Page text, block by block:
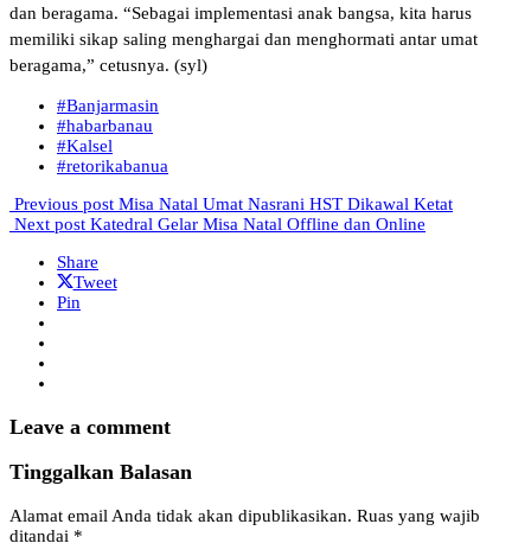
dan beragama. “Sebagai implementasi anak bangsa, kita harus
memiliki sikap saling menghargai dan menghormati antar umat
beragama,” cetusnya. (syl)
#Banjarmasin
#habarbanau
#Kalsel
#retorikabanua
Previous post Misa Natal Umat Nasrani HST Dikawal Ketat
Next post Katedral Gelar Misa Natal Offline dan Online
Share
Tweet
Pin
Leave a comment
Tinggalkan Balasan
Alamat email Anda tidak akan dipublikasikan. Ruas yang wajib
ditandai *